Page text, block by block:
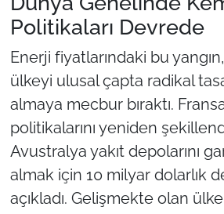
Politikaları Devrede
Enerji fiyatlarındaki bu
ülkeyi ulusal çapta radikal
almaya mecbur bıraktı.
politikalarını yeniden
Avustralya yakıt depolarını
almak için 10 milyar dolarlık
açıkladı. Gelişmekte olan